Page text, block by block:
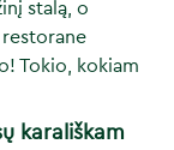
stalą, o
Tokio, kokiam
karališkam